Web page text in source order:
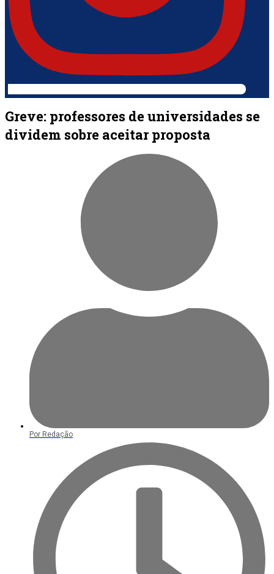
Greve: professores de universidades se
dividem sobre aceitar proposta
Por Redação